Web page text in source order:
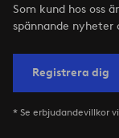
Som kund hos oss
spännande nyheter
Registrera dig
* Se erbjudandevillkor